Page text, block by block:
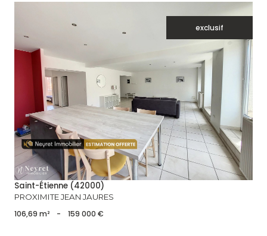
exclusif
voir le bien
Saint-Étienne (42000)
PROXIMITE JEAN JAURES
106,69 m² - 159 000 €